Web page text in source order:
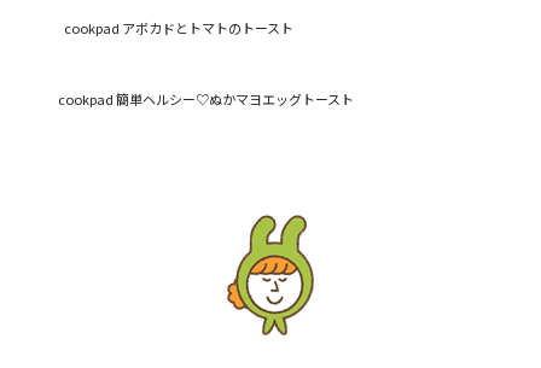
cookpad アボカドとトマトのトースト
cookpad 簡単ヘルシー♡ぬかマヨエッグトースト